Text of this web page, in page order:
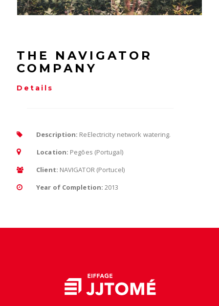
THE NAVIGATOR
COMPANY
Details
Description: ReElectricity network watering.
Location: Pegões (Portugal)
Client: NAVIGATOR (Portucel)
Year of Completion: 2013